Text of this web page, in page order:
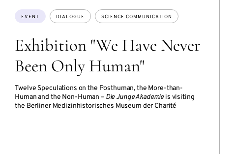
Exhibition "We Have Never
Been Only Human"
Twelve Speculations on the Posthuman, the More-than-
Human and the Non-Human – Die Junge Akademieis visiting
the Berliner Medizinhistorisches Museum der Charité
Topics:
EVENT DIALOGUE SCIENCE COMMUNICATION